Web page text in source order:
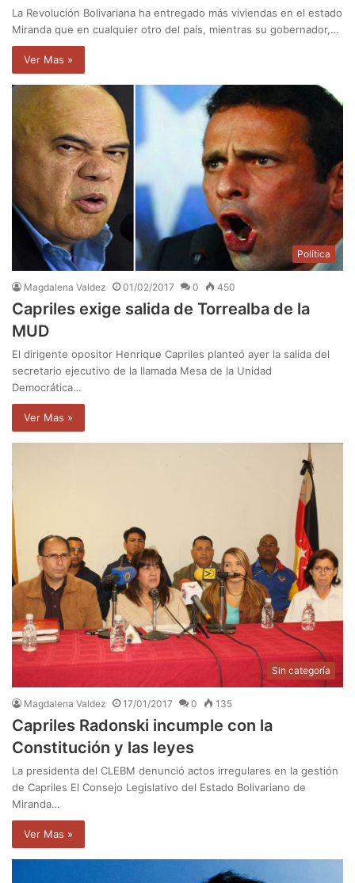
La Revolución Bolivariana ha entregado más viviendas en el estado
Miranda que en cualquier otro del país, mientras su gobernador,…
Ver Mas »
Política
Magdalena Valdez 01/02/2017 0 450
Capriles exige salida de Torrealba de la
MUD
El dirigente opositor Henrique Capriles planteó ayer la salida del
secretario ejecutivo de la llamada Mesa de la Unidad
Democrática…
Ver Mas »
Sin categoría
Magdalena Valdez 17/01/2017 0 135
Capriles Radonski incumple con la
Constitución y las leyes
La presidenta del CLEBM denunció actos irregulares en la gestión
de Capriles El Consejo Legislativo del Estado Bolivariano de
Miranda…
Ver Mas »